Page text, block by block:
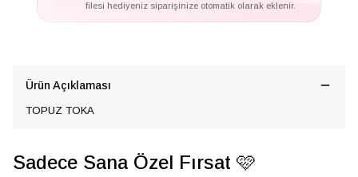
filesi hediyeniz siparişinize otomatik olarak eklenir.
Ürün Açıklaması
TOPUZ TOKA
Sadece Sana Özel Fırsat 🩷